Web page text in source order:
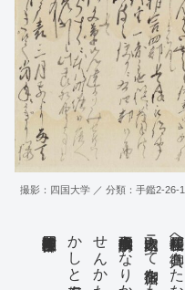
撮影：四国大学 ／ 分類：手鑑2-26-1
相待罷在候へ共御さたなし
家内取込ニて御旅宿をも
不承候故御訪申候事もなりかね
かしと奉存候